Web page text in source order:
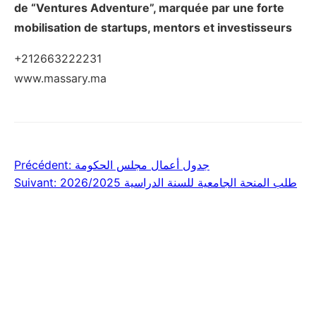
de “Ventures Adventure”, marquée par une forte
mobilisation de startups, mentors et investisseurs
+212663222231
www.massary.ma
Navigation
Précédent: جدول أعمال مجلس الحكومة
Suivant:
طلب المنحة الجامعية للسنة الدراسية 2026/2025